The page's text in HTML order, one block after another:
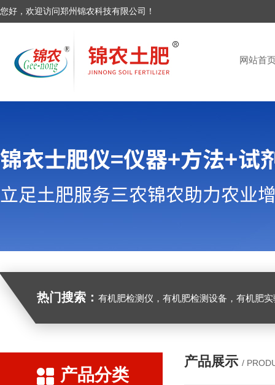
您好，欢迎访问郑州锦农科技有限公司！
网站首
热门搜索： 有机肥检测仪，有机肥检测设备，有机肥实验室设备，生物有
产品分类
产品展示 /